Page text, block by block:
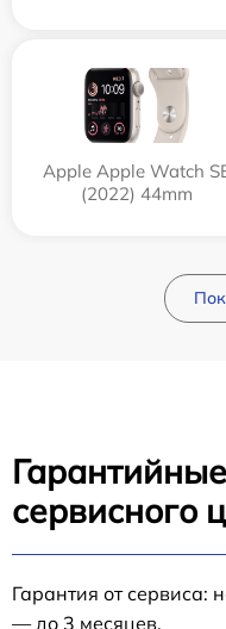
Apple Apple Watch
(2022) 44mm
сервисного
Гарантия от сервиса:
— до 3 месяцев.